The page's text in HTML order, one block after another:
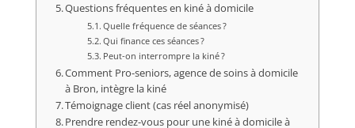
Questions fréquentes en kiné à domicile
Quelle fréquence de séances ?
Qui finance ces séances ?
Peut-on interrompre la kiné ?
Comment Pro-seniors, agence de soins à domicile
à Bron, intègre la kiné
Témoignage client (cas réel anonymisé)
Prendre rendez-vous pour une kiné à domicile à